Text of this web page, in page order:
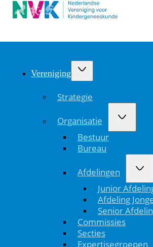
Vereniging
Strategie
Organisatie
Bestuur
Bureau
Afdelingen
Junior
Afdeling
Senior
Commissies
Secties
Expertisegroepen